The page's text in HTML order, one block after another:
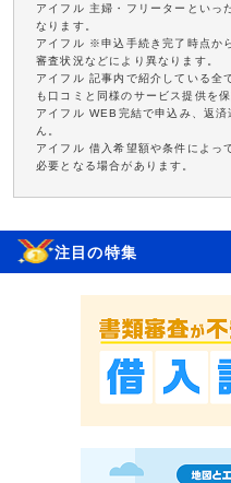
アイフル 主婦・フリーターといっ
なります。
アイフル ※申込手続き完了時点か
審査状況などにより異なります。
アイフル 記事内で紹介している全
も口コミと同様のサービス提供を
アイフル WEB完結で申込み、返
ん。
アイフル 借入希望額や条件によっ
必要となる場合があります。
注目の特集